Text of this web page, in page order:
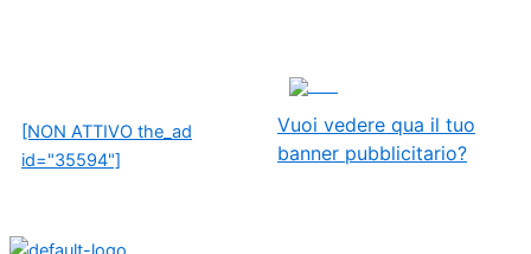
[NON ATTIVO the_ad
id="35594"]
Vuoi vedere qua il tuo
banner pubblicitario?